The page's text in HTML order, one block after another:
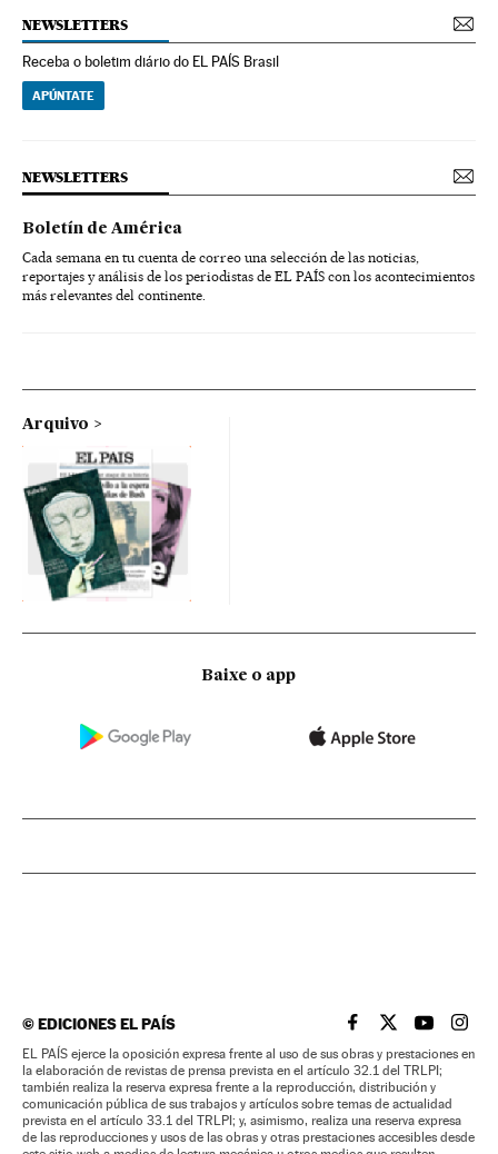
NEWSLETTERS
Receba o boletim diário do EL PAÍS Brasil
APÚNTATE
NEWSLETTERS
Boletín de América
Cada semana en tu cuenta de correo una selección de las noticias,
reportajes y análisis de los periodistas de EL PAÍS con los acontecimientos
más relevantes del continente.
Arquivo
Baixe o app
©EDICIONES EL PAÍS EL PAÍS BRASIL EN
EL PAÍSEL PAÍS
EL
EL PAÍS ejerce la oposición expresa frente al uso de sus obras y prestaciones en
la elaboración de revistas de prensa prevista en el artículo 32.1 del TRLPI;
también realiza la reserva expresa frente a la reproducción, distribución y
comunicación pública de sus trabajos y artículos sobre temas de actualidad
prevista en el artículo 33.1 del TRLPI; y, asimismo, realiza una reserva expresa
de las reproducciones y usos de las obras y otras prestaciones accesibles desde